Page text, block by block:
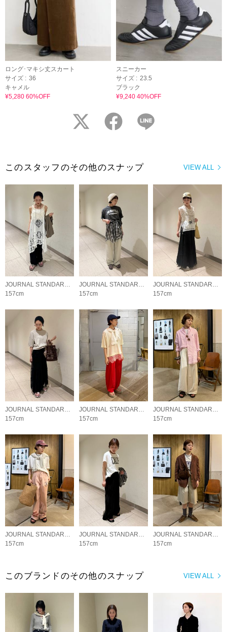
ロング･マキシ丈スカート
サイズ : 36
キャメル
¥5,280 60%OFF
スニーカー
サイズ : 23.5
ブラック
¥9,240 40%OFF
twitter facebook
VIEW ALL
このスタッフのその他のスナップ
JOURNAL STANDARD LADYS
157cm
JOURNAL STANDARD LADYS
157cm
JOURNAL STANDARD LADYS
157cm
JOURNAL STANDARD LADYS
157cm
JOURNAL STANDARD LADYS
157cm
JOURNAL STANDARD LADYS
157cm
JOURNAL STANDARD LADYS
157cm
JOURNAL STANDARD LADYS
157cm
JOURNAL STANDARD LADYS
157cm
VIEW ALL
このブランドのその他のスナップ